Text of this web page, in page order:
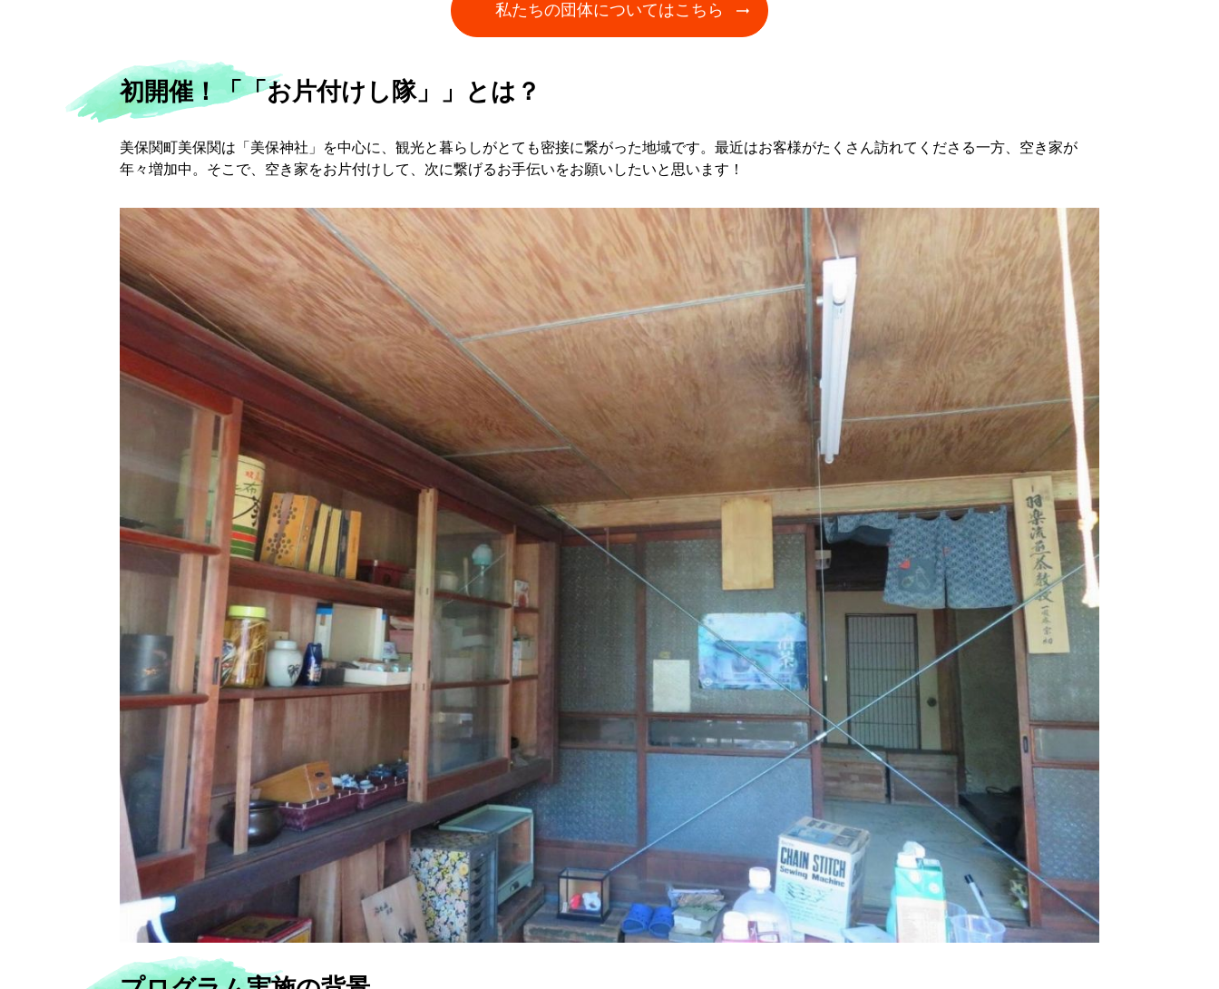
私たちの団体についてはこちら
初開催！「「お片付けし隊」」とは？
美保関町美保関は「美保神社」を中心に、観光と暮らしがとても密接に繋がった地域です。最近はお客様がたくさん訪れてくださる一方、空き家が
年々増加中。そこで、空き家をお片付けして、次に繋げるお手伝いをお願いしたいと思います！